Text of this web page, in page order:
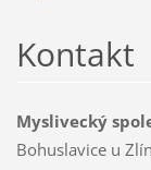
Kontakt
Myslivecký
Bohuslavice u